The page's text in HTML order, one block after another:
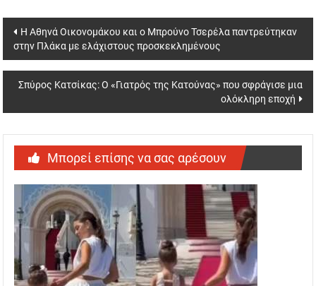
Post
navigation
Η Αθηνά Οικονομάκου και ο Μπρούνο Τσερέλα παντρεύτηκαν
στην Πλάκα με ελάχιστους προσκεκλημένους
Σπύρος Κατσίκας: Ο «Γιατρός της Κατούνας» που σφράγισε μια
ολόκληρη εποχή
Μπορεί επίσης να σας αρέσουν